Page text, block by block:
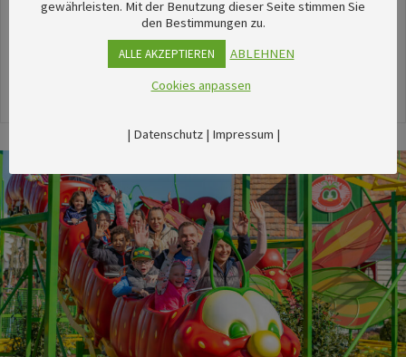
stimmungsvolle Veranstaltungen im August
herausgesucht.
gewährleisten. Mit der Benutzung dieser Seite stimmen Sie
den Bestimmungen zu.
ALLE AKZEPTIEREN
ABLEHNEN
Cookies anpassen
| Datenschutz| Impressum |